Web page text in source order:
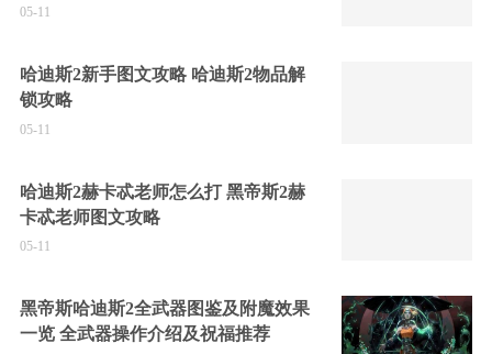
05-11
哈迪斯2新手图文攻略 哈迪斯2物品解
锁攻略
05-11
哈迪斯2赫卡忒老师怎么打 黑帝斯2赫
卡忒老师图文攻略
05-11
黑帝斯哈迪斯2全武器图鉴及附魔效果
一览 全武器操作介绍及祝福推荐